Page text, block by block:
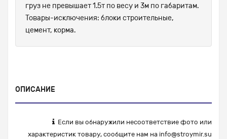
груз не превышает 1.5т по весу и 3м по габаритам.
Товары-исключения: блоки строительные,
цемент, корма.
ОПИСАНИЕ
Если вы обнаружили несоответствие фото или
характеристик товару, сообщите нам на info@stroymir.su